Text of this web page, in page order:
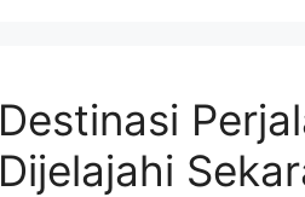
Destinasi
Dijelajahi